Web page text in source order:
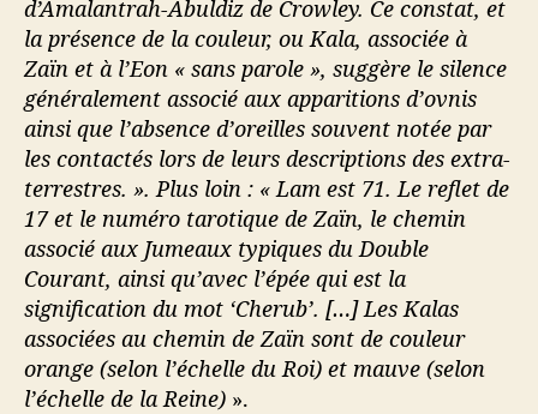
d’Amalantrah-Abuldiz de Crowley. Ce constat, et
la présence de la couleur, ou Kala, associée à
Zaïn et à l’Eon « sans parole », suggère le silence
généralement associé aux apparitions d’ovnis
ainsi que l’absence d’oreilles souvent notée par
les contactés lors de leurs descriptions des extra-
terrestres. ». Plus loin : « Lam est 71. Le reflet de
17 et le numéro tarotique de Zaïn, le chemin
associé aux Jumeaux typiques du Double
Courant, ainsi qu’avec l’épée qui est la
signification du mot ‘Cherub’. […] Les Kalas
associées au chemin de Zaïn sont de couleur
orange (selon l’échelle du Roi) et mauve (selon
l’échelle de la Reine) ».